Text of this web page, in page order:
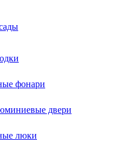
фонари
двери
люки